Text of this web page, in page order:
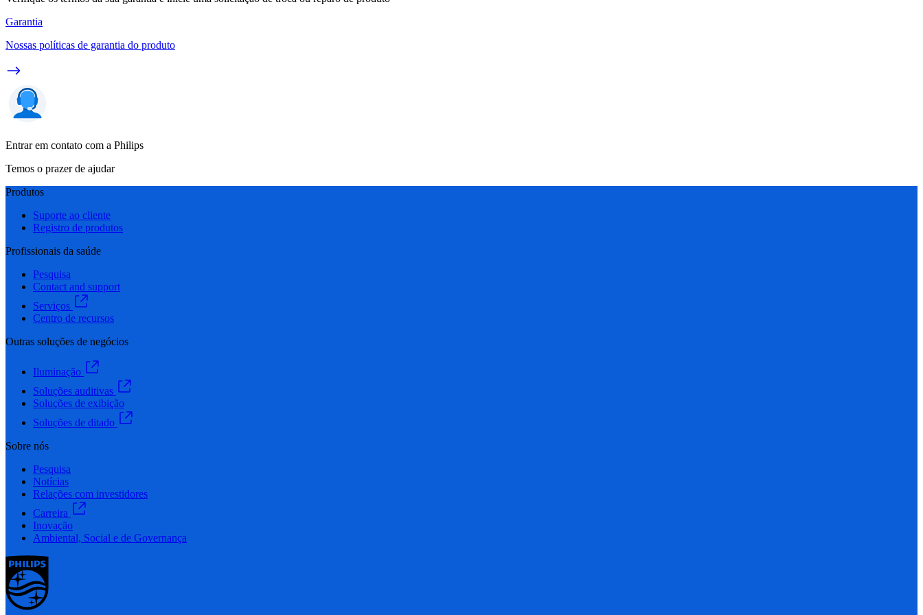
Garantia
Nossas políticas de garantia do produto
Entrar em contato com a Philips
Temos o prazer de ajudar
Produtos
Suporte ao cliente
Registro de produtos
Profissionais da saúde
Pesquisa
Contact and support
Serviços
Centro de recursos
Outras soluções de negócios
Iluminação
Soluções auditivas
Soluções de exibição
Soluções de ditado
Sobre nós
Pesquisa
Notícias
Relações com investidores
Carreira
Inovação
Ambiental, Social e de Governança